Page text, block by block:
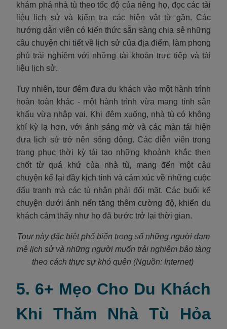
khám phá nhà tù theo tốc độ của riêng họ, đọc các tài
liệu lịch sử và kiểm tra các hiện vật từ gần. Các
hướng dẫn viên có kiến thức sẵn sàng chia sẻ những
câu chuyện chi tiết về lịch sử của địa điểm, làm phong
phú trải nghiệm với những tài khoản trực tiếp và tài
liệu lịch sử.
Tuy nhiên, tour đêm đưa du khách vào một hành trình
hoàn toàn khác - một hành trình vừa mang tính sân
khấu vừa nhập vai. Khi đêm xuống, nhà tù có không
khí kỳ lạ hơn, với ánh sáng mờ và các màn tái hiện
đưa lịch sử trở nên sống động. Các diễn viên trong
trang phục thời kỳ tái tạo những khoảnh khắc then
chốt từ quá khứ của nhà tù, mang đến một câu
chuyện kể lại đầy kịch tính và cảm xúc về những cuộc
đấu tranh mà các tù nhân phải đối mặt. Các buổi kể
chuyện dưới ánh nến tăng thêm cường độ, khiến du
khách cảm thấy như họ đã bước trở lại thời gian.
Tour này đặc biệt phổ biến trong số những người đam
mê lịch sử và những người muốn trải nghiệm bảo tàng
theo cách thực sự khó quên (Nguồn: Internet)
5. 6+ Mẹo Cho Du Khách
Khi Thăm Nhà Tù Hỏa